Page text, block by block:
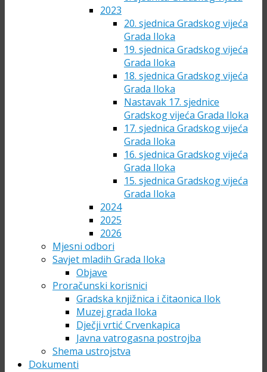
2023
20. sjednica Gradskog vijeća
Grada Iloka
19. sjednica Gradskog vijeća
Grada Iloka
18. sjednica Gradskog vijeća
Grada Iloka
Nastavak 17. sjednice
Gradskog vijeća Grada Iloka
17. sjednica Gradskog vijeća
Grada Iloka
16. sjednica Gradskog vijeća
Grada Iloka
15. sjednica Gradskog vijeća
Grada Iloka
2024
2025
2026
Mjesni odbori
Savjet mladih Grada Iloka
Objave
Proračunski korisnici
Gradska knjižnica i čitaonica Ilok
Muzej grada Iloka
Dječji vrtić Crvenkapica
Javna vatrogasna postrojba
Shema ustrojstva
Dokumenti